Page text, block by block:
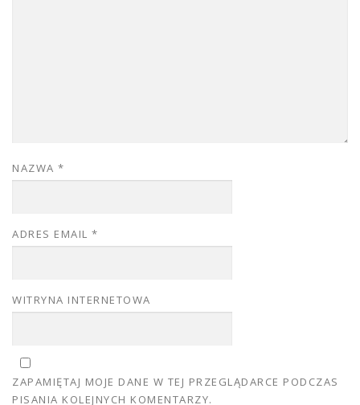
NAZWA *
ADRES EMAIL *
WITRYNA INTERNETOWA
ZAPAMIĘTAJ MOJE DANE W TEJ PRZEGLĄDARCE PODCZAS
PISANIA KOLEJNYCH KOMENTARZY.